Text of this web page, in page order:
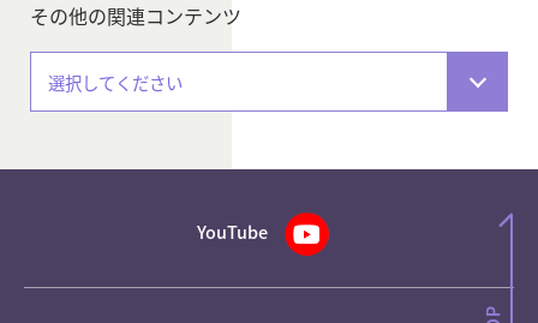
その他の関連コンテンツ
選択してください
YouTube